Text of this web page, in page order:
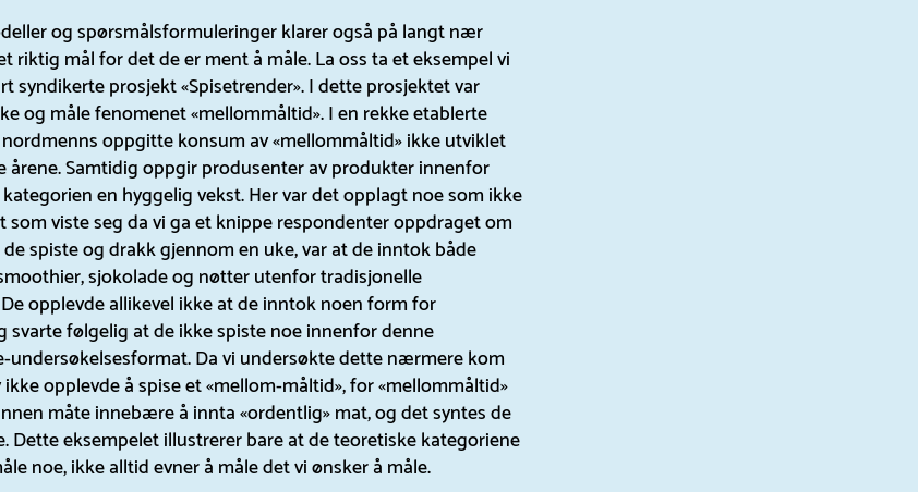
og spørsmålsformuleringer klarer også på langt nær
riktig mål for det de er ment å måle. La oss ta et eksempel vi
syndikerte prosjekt «Spisetrender». I dette prosjektet var
og måle fenomenet «mellommåltid». I en rekke etablerte
oppgitte konsum av «mellommåltid» ikke utviklet
årene. Samtidig oppgir produsenter av produkter innenfor
en hyggelig vekst. Her var det opplagt noe som ikke
som viste seg da vi ga et knippe respondenter oppdraget om
spiste og drakk gjennom en uke, var at de inntok både
sjokolade og nøtter utenfor tradisjonelle
opplevde allikevel ikke at de inntok noen form for
svarte følgelig at de ikke spiste noe innenfor denne
undersøkelsesformat. Da vi undersøkte dette nærmere kom
opplevde å spise et «mellom-måltid», for «mellommåltid»
måte innebære å innta «ordentlig» mat, og det syntes de
Dette eksempelet illustrerer bare at de teoretiske kategoriene
noe, ikke alltid evner å måle det vi ønsker å måle.